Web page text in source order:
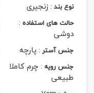
نوع بند :زنجیری
حالت های استفاده :
دوشی
جنس آستر :پارچه
جنس رویه :چرم کاملا
طبیعی